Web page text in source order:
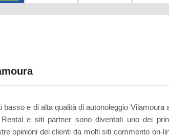
e di alta qualità di autonoleggio Vilamoura
e siti partner sono diventati uno dei
opinioni dei clienti da molti siti commento on-